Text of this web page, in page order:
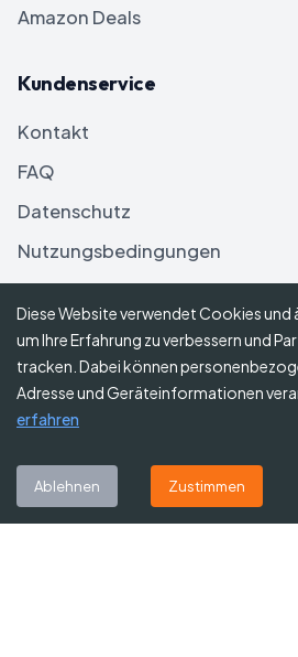
Amazon Deals
Kundenservice
Kontakt
FAQ
Datenschutz
Nutzungsbedingungen
Haftungsausschluss
Folgen Sie uns
Diese Website verwendet Cookies und
um Ihre Erfahrung zu verbessern und
tracken. Dabei können
Adresse und Geräteinformationen
erfahren
Ablehnen Zustimmen